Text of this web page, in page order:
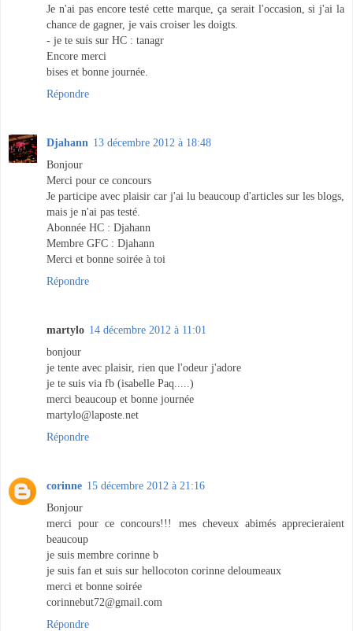
Je n'ai pas encore testé cette marque, ça serait l'occasion, si j'ai la
chance de gagner, je vais croiser les doigts.
- je te suis sur HC : tanagr
Encore merci
bises et bonne journée.
Répondre
Djahann 13 décembre 2012 à 18:48
Bonjour
Merci pour ce concours
Je participe avec plaisir car j'ai lu beaucoup d'articles sur les blogs,
mais je n'ai pas testé.
Abonnée HC : Djahann
Membre GFC : Djahann
Merci et bonne soirée à toi
Répondre
martylo 14 décembre 2012 à 11:01
bonjour
je tente avec plaisir, rien que l'odeur j'adore
je te suis via fb (isabelle Paq.....)
merci beaucoup et bonne journée
martylo@laposte.net
Répondre
corinne 15 décembre 2012 à 21:16
Bonjour
merci pour ce concours!!! mes cheveux abimés apprecieraient
beaucoup
je suis membre corinne b
je suis fan et suis sur hellocoton corinne deloumeaux
merci et bonne soirée
corinnebut72@gmail.com
Répondre